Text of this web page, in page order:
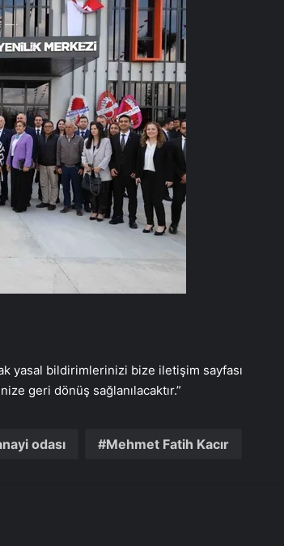
yasal bildirimlerinizi bize iletişim sayfası
geri dönüş sağlanılacaktır.”
odası Mehmet Fatih Kacır
Baba ve 3 oğlu aynı suçtan
tutuklandı
Dışişleri Sözcüsü Keçeli: Kıbrıs Özel
Temsilcisi kararı AB’nin iç meselesi